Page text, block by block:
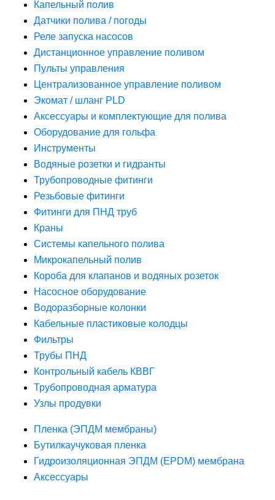
Капельный полив
Датчики полива / погоды
Реле запуска насосов
Дистанционное управление поливом
Пульты управления
Централизованное управление поливом
Экомат / шланг PLD
Аксессуары и комплектующие для полива
Оборудование для гольфа
Инструменты
Водяные розетки и гидранты
Трубопроводные фитинги
Резьбовые фитинги
Фитинги для ПНД труб
Краны
Системы капельного полива
Микрокапельный полив
Короба для клапанов и водяных розеток
Насосное оборудование
Водоразборные колонки
Кабельные пластиковые колодцы
Фильтры
Трубы ПНД
Контрольный кабель КВВГ
Трубопроводная арматура
Узлы продувки
Пленка (ЭПДМ мембраны)
Бутилкаучуковая пленка
Гидроизоляционная ЭПДМ (EPDM) мембрана
Аксессуары